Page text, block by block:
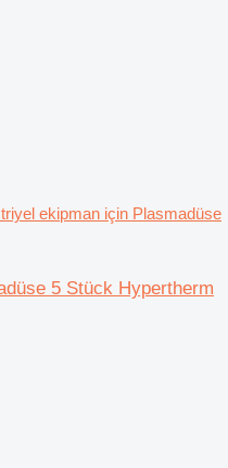
ekipman için Plasmadüse
5 Stück Hypertherm